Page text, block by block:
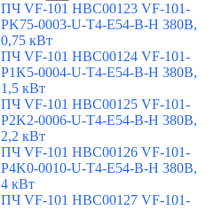
ПЧ VF-101 HBC00123 VF-101-
PK75-0003-U-T4-E54-B-H 380В,
0,75 кВт
ПЧ VF-101 HBC00124 VF-101-
P1K5-0004-U-T4-E54-B-H 380В,
1,5 кВт
ПЧ VF-101 HBC00125 VF-101-
P2K2-0006-U-T4-E54-B-H 380В,
2,2 кВт
ПЧ VF-101 HBC00126 VF-101-
P4K0-0010-U-T4-E54-B-H 380В,
4 кВт
ПЧ VF-101 HBC00127 VF-101-